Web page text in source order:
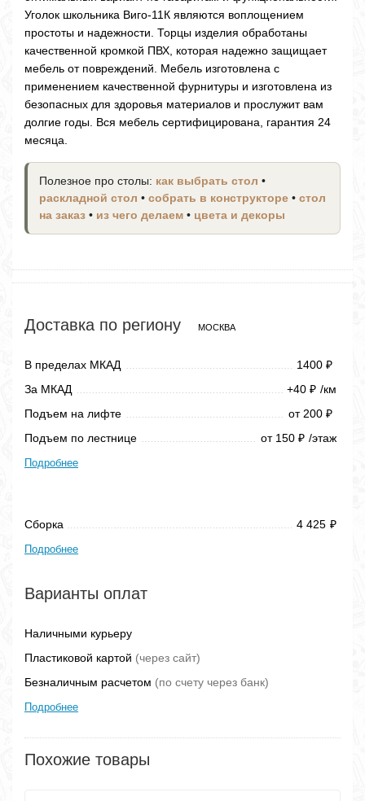
Уголок школьника Виго-11К являются воплощением
простоты и надежности. Торцы изделия обработаны
качественной кромкой ПВХ, которая надежно защищает
мебель от повреждений. Мебель изготовлена с
применением качественной фурнитуры и изготовлена из
безопасных для здоровья материалов и прослужит вам
долгие годы. Вся мебель сертифицирована, гарантия 24
месяца.
Полезное про столы: как выбрать стол •
раскладной стол • собрать в конструкторе • стол
на заказ • из чего делаем • цвета и декоры
Доставка по региону МОСКВА
В пределах МКАД 1400 ₽
За МКАД +40 ₽ /км
Подъем на лифте
от 200 ₽
Подъем по лестнице от 150 ₽ /этаж
Подробнее
Сборка 4 425 ₽
Подробнее
Варианты оплат
Наличными курьеру
Пластиковой картой (через сайт)
Безналичным расчетом (по счету через банк)
Подробнее
Похожие товары